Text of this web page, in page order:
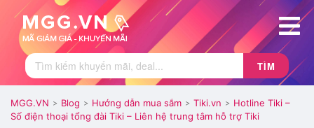
TÌM
MGG.VN > Blog > Hướng dẫn mua sắm > Tiki.vn > Hotline Tiki –
Số điện thoại tổng đài Tiki – Liên hệ trung tâm hỗ trợ Tiki